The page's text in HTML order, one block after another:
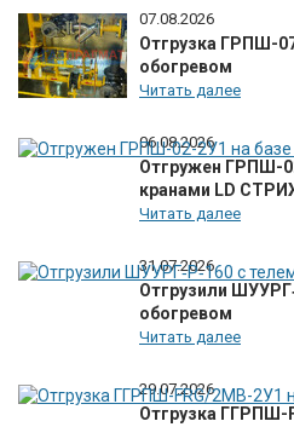
07.08.2026
Отгрузка ГРПШ-
обогревом
Читать далее
06.08.2026
Отгружен ГРПШ-
кранами LD
Читать далее
31.07.2026
Отгрузили
обогревом
Читать далее
29.07.2026
Отгрузка ГГРПШ-